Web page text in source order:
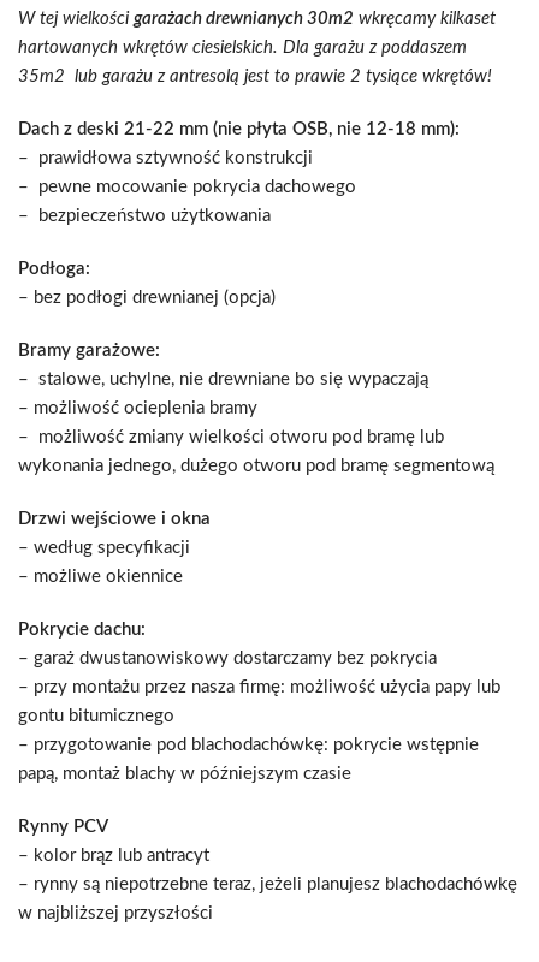
W tej wielkości garażach drewnianych 30m2 wkręcamy kilkaset
hartowanych wkrętów ciesielskich. Dla garażu z poddaszem
35m2 lub garażu z antresolą jest to prawie 2 tysiące wkrętów!
Dach z deski 21-22 mm (nie płyta OSB, nie 12-18 mm):
– prawidłowa sztywność konstrukcji
– pewne mocowanie pokrycia dachowego
– bezpieczeństwo użytkowania
Podłoga:
– bez podłogi drewnianej (opcja)
Bramy garażowe:
– stalowe, uchylne, nie drewniane bo się wypaczają
– możliwość ocieplenia bramy
– możliwość zmiany wielkości otworu pod bramę lub
wykonania jednego, dużego otworu pod bramę segmentową
Drzwi wejściowe i okna
– według specyfikacji
– możliwe okiennice
Pokrycie dachu:
– garaż dwustanowiskowy dostarczamy bez pokrycia
– przy montażu przez nasza firmę: możliwość użycia papy lub
gontu bitumicznego
– przygotowanie pod blachodachówkę: pokrycie wstępnie
papą, montaż blachy w późniejszym czasie
Rynny PCV
– kolor brąz lub antracyt
– rynny są niepotrzebne teraz, jeżeli planujesz blachodachówkę
w najbliższej przyszłości